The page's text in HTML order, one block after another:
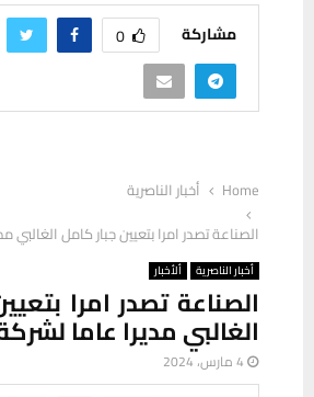
مشاركة 0
Home
أخبار الناصرية
الصناعة تصدر امرا بتعيين جبار كامل الغالبي
أخبار الناصرية ألأخبار
الصناعة تصدر امرا
الغالبي مديرا عاما
4 مارس، 2024